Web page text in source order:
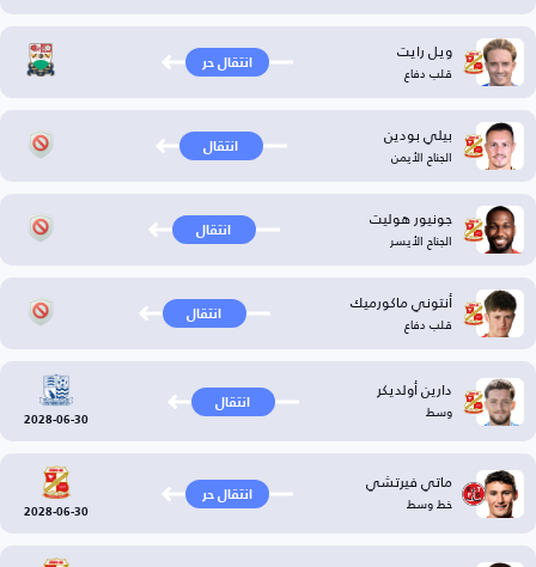
ويل رايت
قلب دفاع انتقال حر
بيلي بودين
الجناح الأيمن انتقال
جونيور هوليت
الجناح الأيسر انتقال
أنتوني ماكورميك
قلب دفاع انتقال
دارين أولديكر
وسط انتقال
2028-06-30
ماتي فيرتشي
خط وسط انتقال حر
2028-06-30